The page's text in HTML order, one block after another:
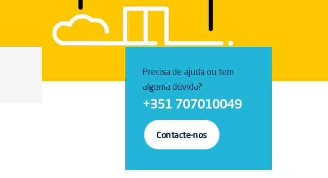
Precisa de ajuda ou tem
alguma dúvida?
+351 707010049
Contacte-nos